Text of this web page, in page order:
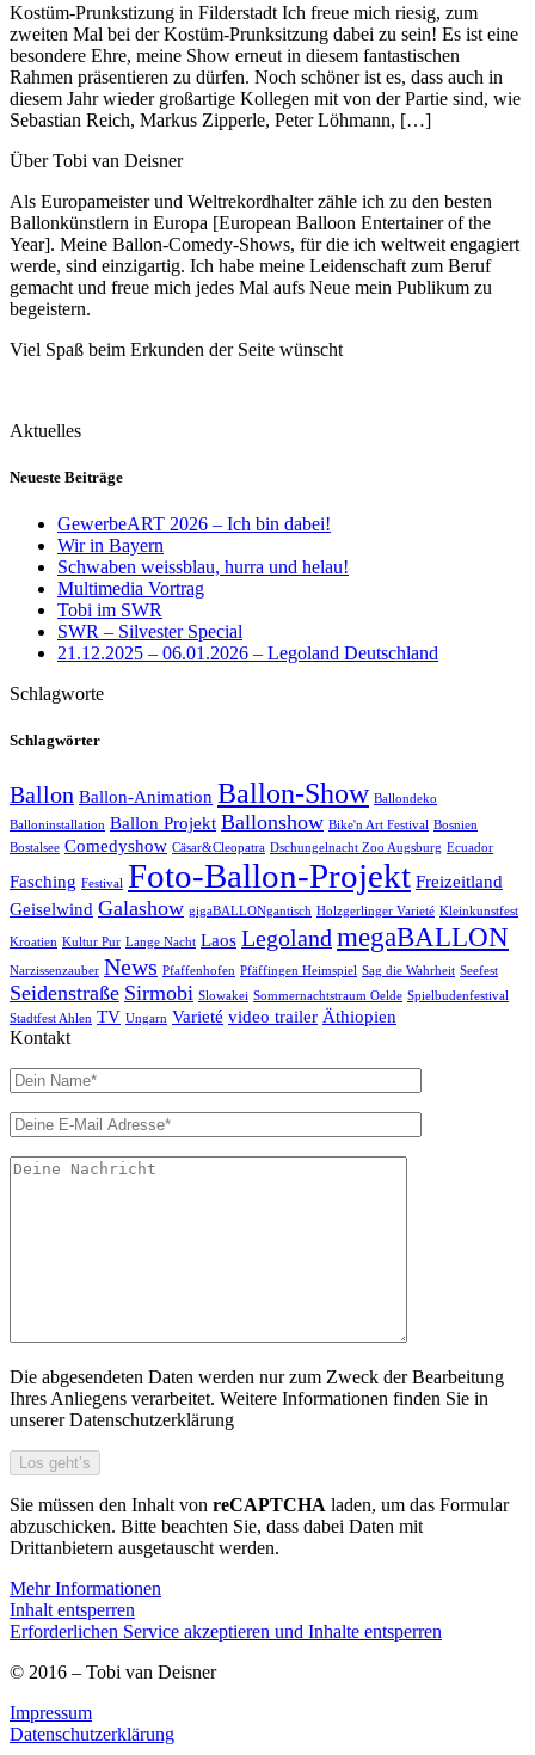
Kostüm-Prunkstizung in Filderstadt Ich freue mich riesig, zum
zweiten Mal bei der Kostüm-Prunksitzung dabei zu sein! Es ist eine
besondere Ehre, meine Show erneut in diesem fantastischen
Rahmen präsentieren zu dürfen. Noch schöner ist es, dass auch in
diesem Jahr wieder großartige Kollegen mit von der Partie sind, wie
Sebastian Reich, Markus Zipperle, Peter Löhmann, […]
Über Tobi van Deisner
Als Europameister und Weltrekordhalter zähle ich zu den besten
Ballonkünstlern in Europa [European Balloon Entertainer of the
Year]. Meine Ballon-Comedy-Shows, für die ich weltweit engagiert
werde, sind einzigartig. Ich habe meine Leidenschaft zum Beruf
gemacht und freue mich jedes Mal aufs Neue mein Publikum zu
begeistern.
Viel Spaß beim Erkunden der Seite wünscht
Aktuelles
Neueste Beiträge
GewerbeART 2026 – Ich bin dabei!
Wir in Bayern
Schwaben weissblau, hurra und helau!
Multimedia Vortrag
Tobi im SWR
SWR – Silvester Special
21.12.2025 – 06.01.2026 – Legoland Deutschland
Schlagworte
Schlagwörter
Ballon Ballon-Animation Ballon-Show Ballondeko
Balloninstallation Ballon Projekt Ballonshow Bike'n Art Festival Bosnien
Bostalsee Comedyshow Cäsar&Cleopatra Dschungelnacht Zoo Augsburg Ecuador
Fasching Festival Foto-Ballon-Projekt Freizeitland
Geiselwind Galashow gigaBALLONgantisch Holzgerlinger Varieté Kleinkunstfest
Kroatien Kultur Pur Lange Nacht Laos LegolandmegaBALLON
Narzissenzauber News Pfaffenhofen Pfäffingen Heimspiel Sag die Wahrheit Seefest
Seidenstraße Sirmobi Slowakei Sommernachtstraum Oelde Spielbudenfestival
Stadtfest Ahlen TV Ungarn Varieté video trailer Äthiopien
Kontakt
Die abgesendeten Daten werden nur zum Zweck der Bearbeitung
Ihres Anliegens verarbeitet. Weitere Informationen finden Sie in
unserer Datenschutzerklärung
Sie müssen den Inhalt von reCAPTCHA laden, um das Formular
abzuschicken. Bitte beachten Sie, dass dabei Daten mit
Drittanbietern ausgetauscht werden.
Mehr Informationen
Inhalt entsperren
Erforderlichen Service akzeptieren und Inhalte entsperren
© 2016 – Tobi van Deisner
Impressum
Datenschutzerklärung